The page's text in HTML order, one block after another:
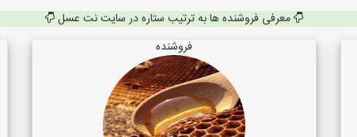
معرفی فروشنده ها به ترتیب ستاره در سایت نت عسل
فروشنده